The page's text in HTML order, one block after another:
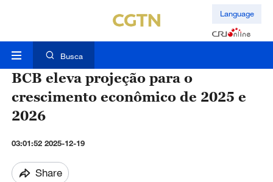
Language
Busca
BCB eleva projeção para o
crescimento econômico de 2025 e
2026
03:01:52 2025-12-19
Share